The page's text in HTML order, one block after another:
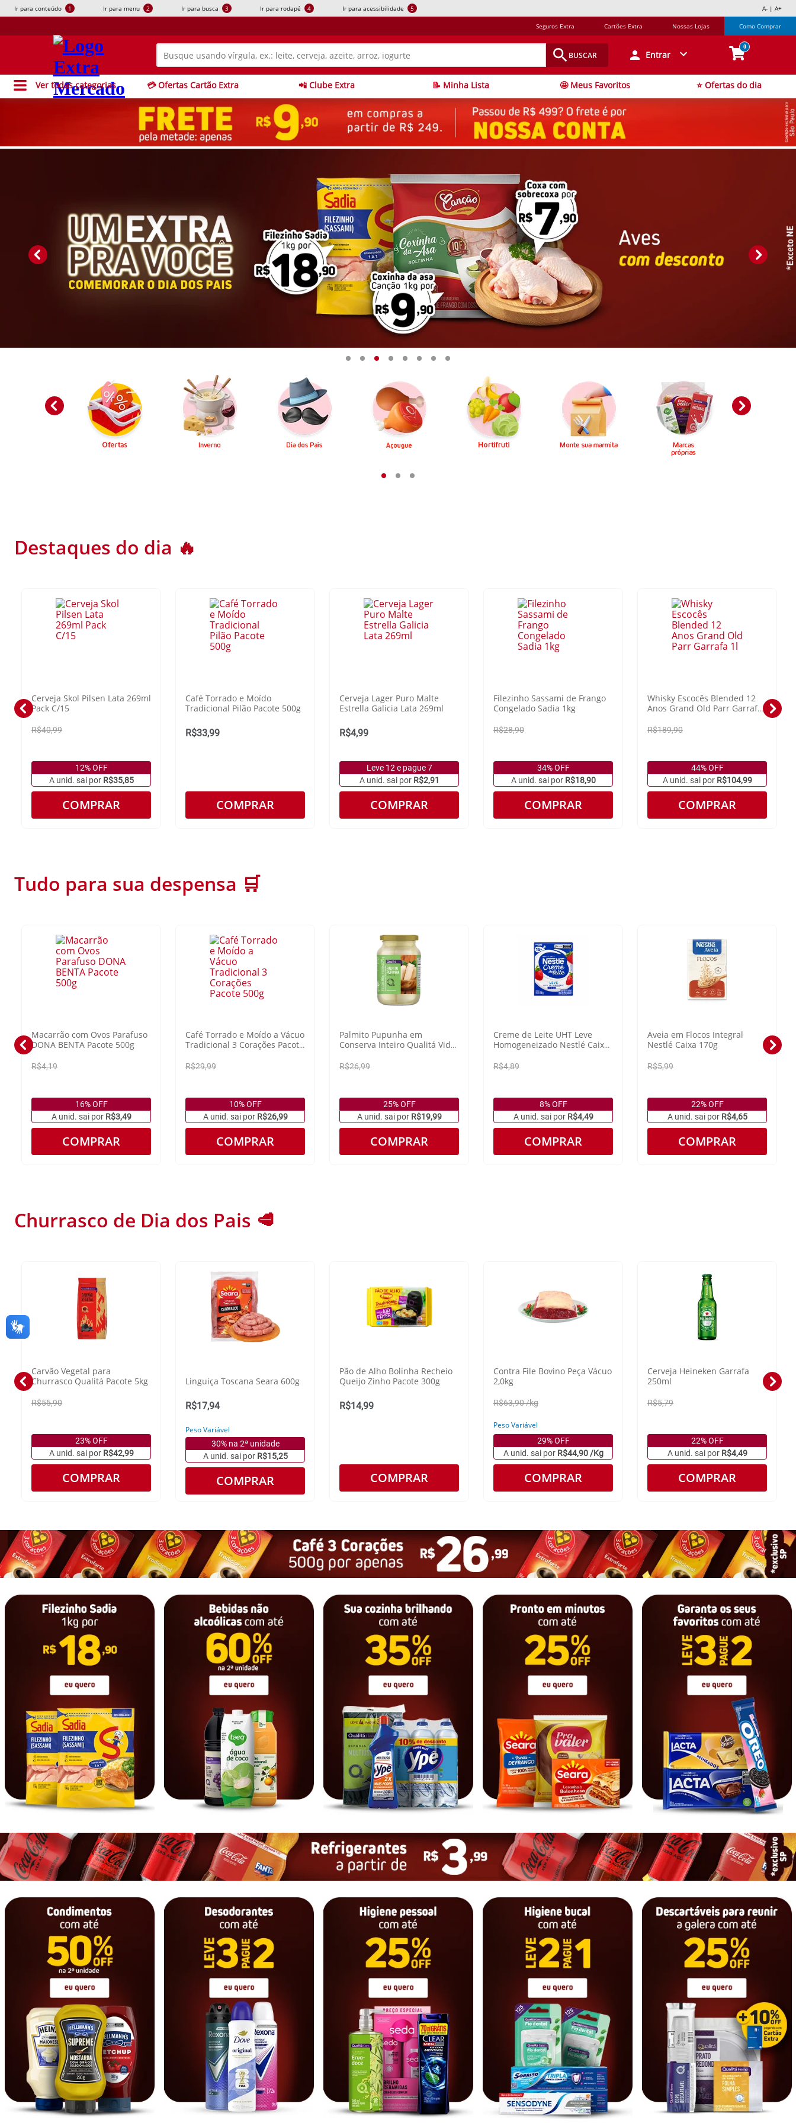
Ir para conteúdo 1 Ir para menu 2 Ir para busca 3 Ir para rodapé 4 Ir para acessibilidade 5 A- | A+
Seguros Extra Cartões Extra Nossas Lojas Como Comprar
BUSCAR Entrar
0
Ver todas categorias 💳 Ofertas Cartão Extra 📲 Clube Extra 📝 Minha Lista 🤩 Meus Favoritos ⭐ Ofertas do dia
Destaques do dia 🔥
Cerveja Skol Pilsen Lata 269ml
Pack C/15
R$40,99
12% OFF
A unid. sai por R$35,85
COMPRAR
Café Torrado e Moído
Tradicional Pilão Pacote 500g
R$33,99
COMPRAR
Cerveja Lager Puro Malte
Estrella Galicia Lata 269ml
R$4,99
Leve 12 e pague 7
A unid. sai por R$2,91
COMPRAR
Filezinho Sassami de Frango
Congelado Sadia 1kg
R$28,90
34% OFF
A unid. sai por R$18,90
COMPRAR
Whisky Escocês Blended 12
Anos Grand Old Parr Garrafa
R$189,90
44% OFF
A unid. sai por R$104,99
COMPRAR
Tudo para sua despensa 🛒
Macarrão com Ovos Parafuso
DONA BENTA Pacote 500g
R$4,19
16% OFF
A unid. sai por R$3,49
COMPRAR
Café Torrado e Moído a Vácuo
Tradicional 3 Corações Pacote
R$29,99
10% OFF
A unid. sai por R$26,99
COMPRAR
Palmito Pupunha em
Conserva Inteiro Qualitá Vidro
R$26,99
25% OFF
A unid. sai por R$19,99
COMPRAR
Creme de Leite UHT Leve
Homogeneizado Nestlé Caixa
R$4,89
8% OFF
A unid. sai por R$4,49
COMPRAR
Aveia em Flocos Integral
Nestlé Caixa 170g
R$5,99
22% OFF
A unid. sai por R$4,65
COMPRAR
Churrasco de Dia dos Pais 🥩
Carvão Vegetal para
Churrasco Qualitá Pacote 5kg
R$55,90
23% OFF
A unid. sai por R$42,99
COMPRAR
Linguiça Toscana Seara 600g
R$17,94
Peso Variável
30% na 2ª unidade
A unid. sai por R$15,25
COMPRAR
Pão de Alho Bolinha Recheio
Queijo Zinho Pacote 300g
R$14,99
COMPRAR
Contra File Bovino Peça Vácuo
2,0kg
R$63,90 /kg
Peso Variável
29% OFF
A unid. sai por R$44,90 /Kg
COMPRAR
Cerveja Heineken Garrafa
250ml
R$5,79
22% OFF
A unid. sai por R$4,49
COMPRAR